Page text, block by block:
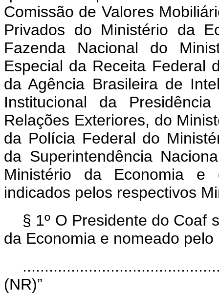
Comissão de Valores
Privados do Ministério da
Fazenda Nacional do
Especial da Receita Federal
da Agência Brasileira de
Institucional da
Relações Exteriores, do
da Polícia Federal do
da Superintendência
Ministério da Economia e
indicados pelos respectivos
§ 1º O Presidente do Coaf
da Economia e nomeado
(NR)”